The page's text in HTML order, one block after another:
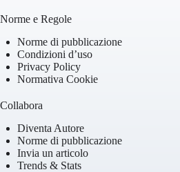
Norme e Regole
Norme di pubblicazione
Condizioni d’uso
Privacy Policy
Normativa Cookie
Collabora
Diventa Autore
Norme di pubblicazione
Invia un articolo
Trends & Stats